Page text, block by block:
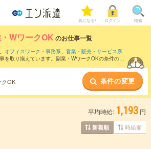
気になる! ログイン 検索
WワークOK のお仕事一覧
オフィスワーク・事務系、 営業・販売・サービス系
を取り揃えています。副業・WワークOKの条件の他
クOK 条件の変更
平均時給: 1,193 円
新着順 時給順